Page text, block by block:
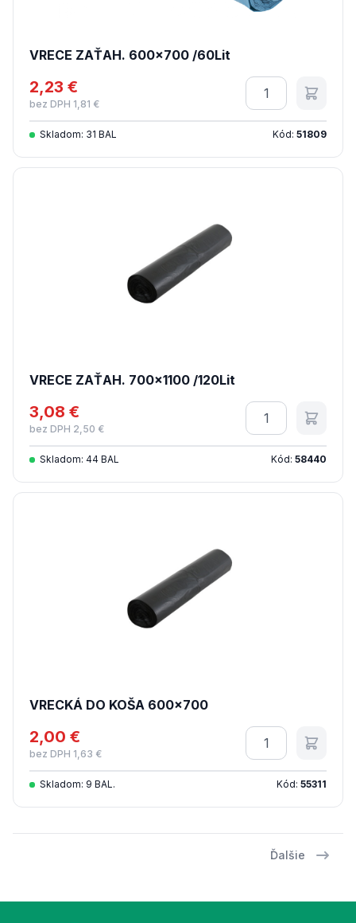
VRECE ZAŤAH. 600x700 /60Lit
2,23 €
bez DPH 1,81 €
Množstvo
Skladom: 31 BAL Kód: 51809
VRECE ZAŤAH. 700x1100 /120Lit
3,08 €
bez DPH 2,50 €
Množstvo
Skladom: 44 BAL Kód: 58440
VRECKÁ DO KOŠA 600x700
2,00 €
bez DPH 1,63 €
Množstvo
Skladom: 9 BAL. Kód: 55311
Ďalšie